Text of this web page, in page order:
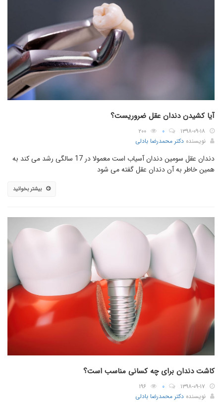
آیا کشیدن دندان عقل ضروریست؟
۱۳۹۸-۰۹-۱۸ ۰
۲۰۰
نویسنده دکتر محمدرضا بادلی
دندان عقل سومین دندان آسیاب است معمولا در 17 سالگی رشد می کند به
همین خاطر به آن دندان عقل گفته می شود
بیشتر بخوانید
کاشت دندان برای چه کسانی مناسب است؟
۱۳۹۸-۰۹-۱۷ ۰
۱۹۶
نویسنده دکتر محمدرضا بادلی